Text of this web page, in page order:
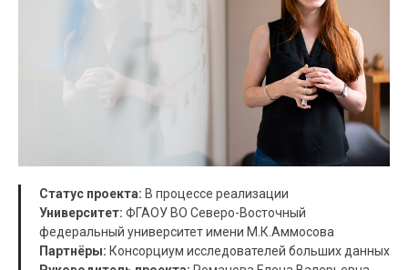
Статус проекта: В процессе реализации
Университет: ФГАОУ ВО Северо-Восточный
федеральный университет имени М.К.Аммосова
Партнёры: Консорциум исследователей больших данных